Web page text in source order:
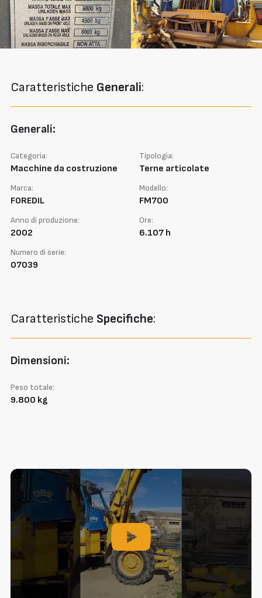
Caratteristiche Generali:
Generali:
Categoria:
Macchine da costruzione
Tipologia:
Terne articolate
Marca:
FOREDIL
Modello:
FM700
Anno di produzione:
2002
Ore:
6.107 h
Numero di serie:
07039
Caratteristiche Specifiche:
Dimensioni:
Peso totale:
9.800 kg